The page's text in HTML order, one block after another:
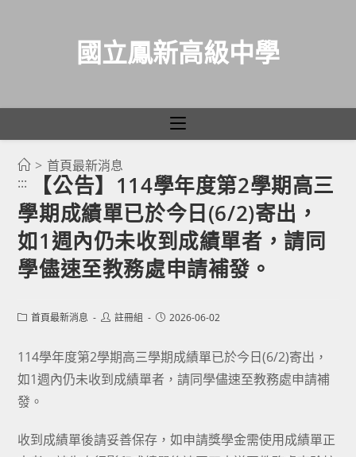
國立鳳新高級中學
> 首頁最新消息
:::
【公告】114學年度第2學期高三
學期成績單已於今日(6/2)寄出，
如1週內仍未收到成績單者，請同
學儘速至教務處申請補發。
Post首頁最新消息
Post註冊組
Post2026-06-02
114學年度第2學期高三學期成績單已於今日(6/2)寄出，
如1週內仍未收到成績單者，請同學儘速至教務處申請補
發。
收到成績單後請妥善保存，如申請獎學金需使用成績單正